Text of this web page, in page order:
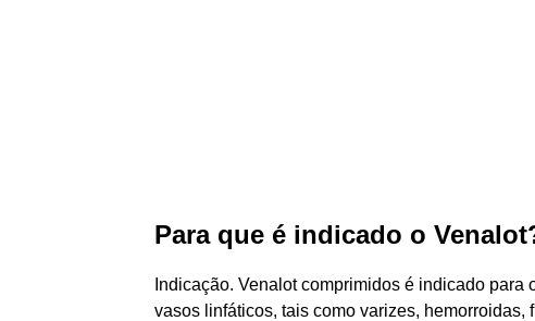
Para que é indicado o
Indicação. Venalot comprimidos é indicado
vasos linfáticos, tais como varizes,